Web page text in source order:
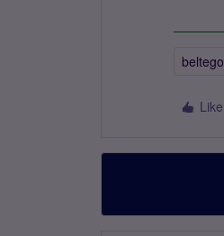
Like